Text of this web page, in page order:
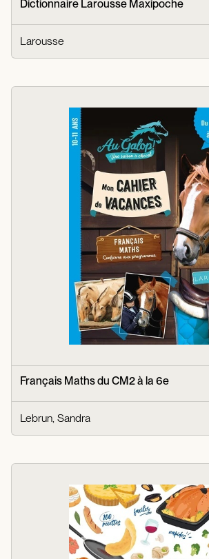
Dictionnaire Larousse Maxipoche
Larousse
Français Maths du CM2 à la 6e
Lebrun, Sandra